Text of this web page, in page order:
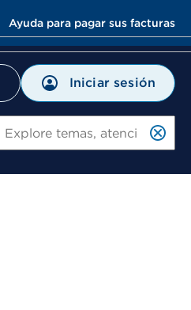
Ayuda para pagar sus facturas
Iniciar sesión